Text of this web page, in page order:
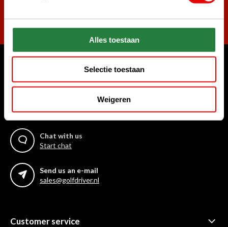
Alles toestaan
Selectie toestaan
Weigeren
Customer service:
Call us for anything
+31 85 06 02 099
Chat with us
Start chat
Send us an e-mail
sales@golfdriver.nl
Customer service